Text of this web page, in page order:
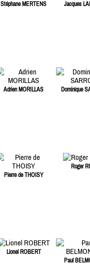
Stéphane MERTENS Jacques
Adrien MORILLAS Dominique
Pierre de THOISY
Roger
Lionel ROBERT
Paul